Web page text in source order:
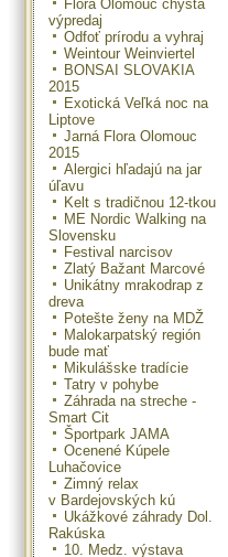
Flora Olomouc chystá
výpredaj
Odfoť prírodu a vyhraj
Weintour Weinviertel
BONSAI SLOVAKIA
2015
Exotická Veľká noc na
Liptove
Jarná Flora Olomouc
2015
Alergici hľadajú na jar
úľavu
Kelt s tradičnou 12-tkou
ME Nordic Walking na
Slovensku
Festival narcisov
Zlatý Bažant Marcové
Unikátny mrakodrap z
dreva
Potešte ženy na MDŽ
Malokarpatský región
bude mať
Mikulášske tradície
Tatry v pohybe
Záhrada na streche -
Smart Cit
Športpark JAMA
Ocenené Kúpele
Luhačovice
Zimný relax
v Bardejovských kú
Ukážkové záhrady Dol.
Rakúska
10. Medz. výstava